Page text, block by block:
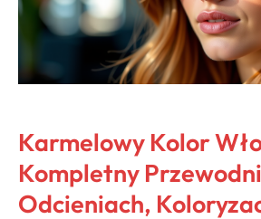
Karmelowy Kolor
Kompletny
Odcieniach,